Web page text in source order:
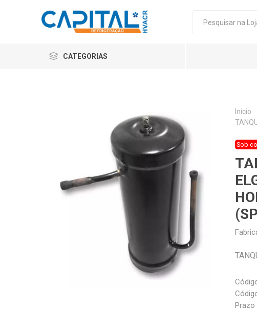
CATEGORIAS
Início
Sob